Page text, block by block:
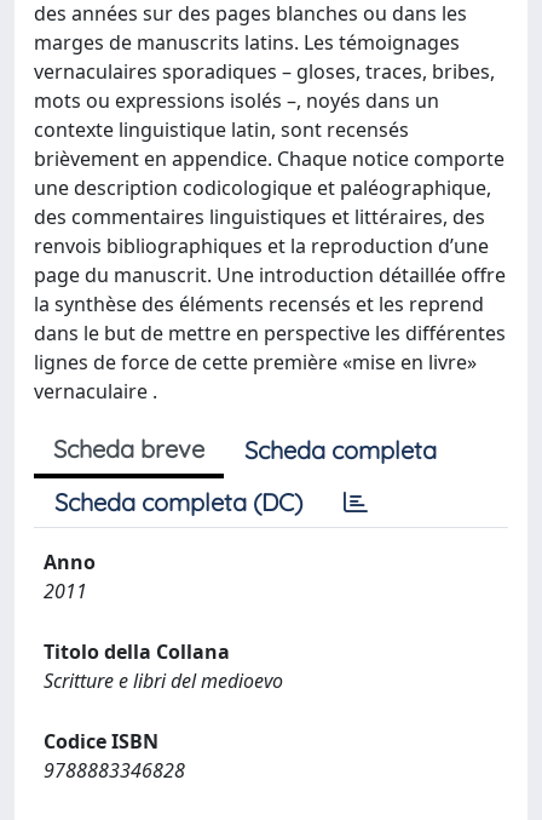
des années sur des pages blanches ou dans les
marges de manuscrits latins. Les témoignages
vernaculaires sporadiques – gloses, traces, bribes,
mots ou expressions isolés –, noyés dans un
contexte linguistique latin, sont recensés
brièvement en appendice. Chaque notice comporte
une description codicologique et paléographique,
des commentaires linguistiques et littéraires, des
renvois bibliographiques et la reproduction d’une
page du manuscrit. Une introduction détaillée offre
la synthèse des éléments recensés et les reprend
dans le but de mettre en perspective les différentes
lignes de force de cette première «mise en livre»
vernaculaire .
Scheda breve
Scheda completa
Scheda completa (DC)
Anno
2011
Titolo della Collana
Scritture e libri del medioevo
Codice ISBN
9788883346828